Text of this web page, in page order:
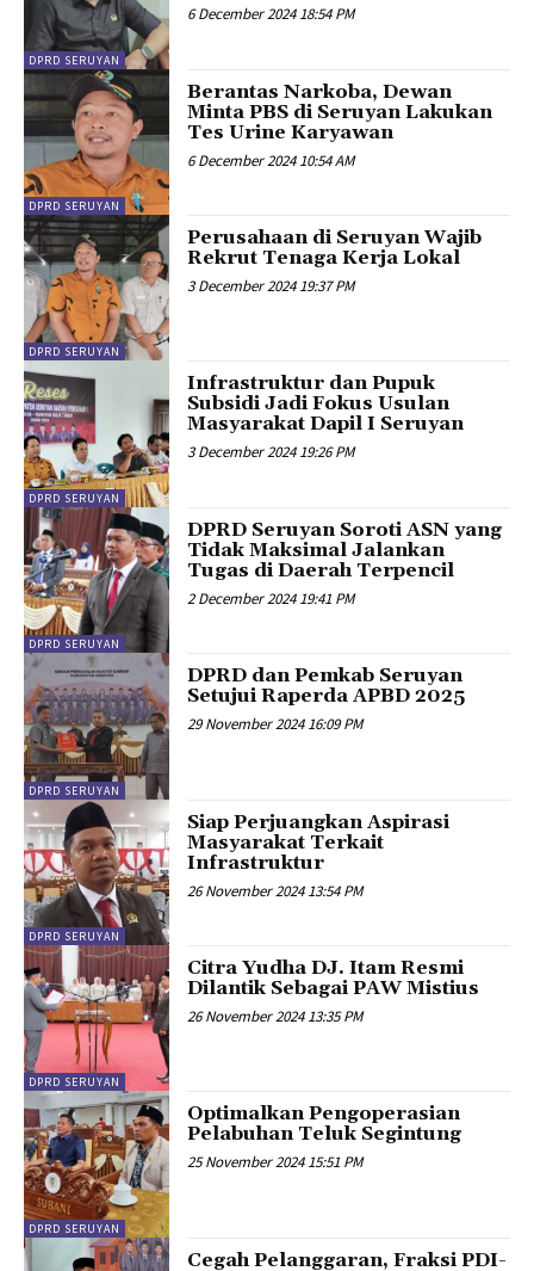
DPRD SERUYAN
6 December 2024 18:54 PM
DPRD SERUYAN
Berantas Narkoba, Dewan
Minta PBS di Seruyan Lakukan
Tes Urine Karyawan
6 December 2024 10:54 AM
DPRD SERUYAN
Perusahaan di Seruyan Wajib
Rekrut Tenaga Kerja Lokal
3 December 2024 19:37 PM
DPRD SERUYAN
Infrastruktur dan Pupuk
Subsidi Jadi Fokus Usulan
Masyarakat Dapil I Seruyan
3 December 2024 19:26 PM
DPRD SERUYAN
DPRD Seruyan Soroti ASN yang
Tidak Maksimal Jalankan
Tugas di Daerah Terpencil
2 December 2024 19:41 PM
DPRD SERUYAN
DPRD dan Pemkab Seruyan
Setujui Raperda APBD 2025
29 November 2024 16:09 PM
DPRD SERUYAN
Siap Perjuangkan Aspirasi
Masyarakat Terkait
Infrastruktur
26 November 2024 13:54 PM
DPRD SERUYAN
Citra Yudha DJ. Itam Resmi
Dilantik Sebagai PAW Mistius
26 November 2024 13:35 PM
DPRD SERUYAN
Optimalkan Pengoperasian
Pelabuhan Teluk Segintung
25 November 2024 15:51 PM
Cegah Pelanggaran, Fraksi PDI-